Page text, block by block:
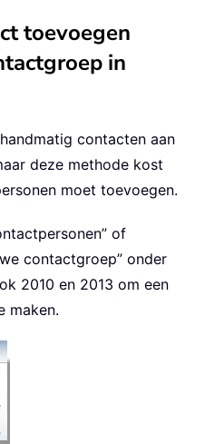
toevoegen
in
contacten aan
deze methode kost
moet toevoegen.
of
contactgroep” onder
2010 en 2013 om een
maken.